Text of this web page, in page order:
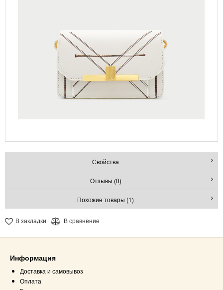
Свойства
Отзывы (0)
Похожие товары (1)
В закладки В сравнение
Информация
Доставка и самовывоз
Оплата